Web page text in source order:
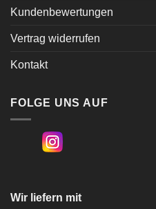
Kundenbewertungen
Vertrag widerrufen
Kontakt
FOLGE UNS AUF
Wir liefern mit